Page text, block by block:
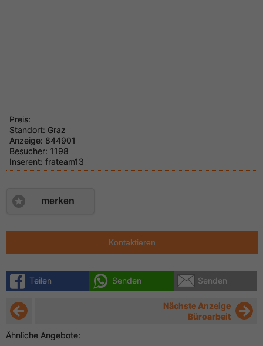
Preis:
Standort: Graz
Anzeige: 844901
Besucher: 1198
Inserent: frateam13
merken
Kontaktieren
Teilen Senden Senden
Nächste Anzeige
Büroarbeit
Ähnliche Angebote: